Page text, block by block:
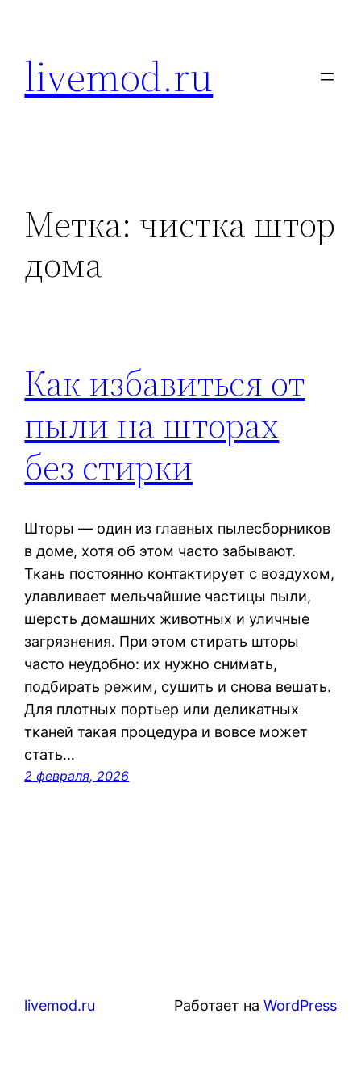
содержимому
livemod.ru
Метка: чистка штор
дома
Как избавиться от
пыли на шторах
без стирки
Шторы — один из главных пылесборников
в доме, хотя об этом часто забывают.
Ткань постоянно контактирует с воздухом,
улавливает мельчайшие частицы пыли,
шерсть домашних животных и уличные
загрязнения. При этом стирать шторы
часто неудобно: их нужно снимать,
подбирать режим, сушить и снова вешать.
Для плотных портьер или деликатных
тканей такая процедура и вовсе может
стать…
2 февраля, 2026
livemod.ru Работает на WordPress